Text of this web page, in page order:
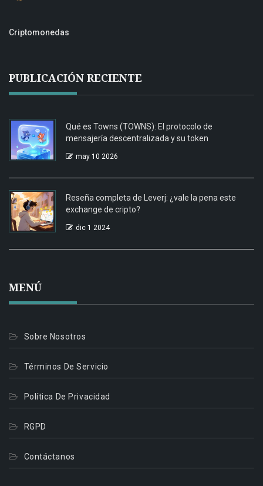
Criptomonedas
PUBLICACIÓN RECIENTE
Qué es Towns (TOWNS): El protocolo de
mensajería descentralizada y su token
may 10 2026
Reseña completa de Leverj: ¿vale la pena este
exchange de cripto?
dic 1 2024
MENÚ
Sobre Nosotros
Términos De Servicio
Política De Privacidad
RGPD
Contáctanos